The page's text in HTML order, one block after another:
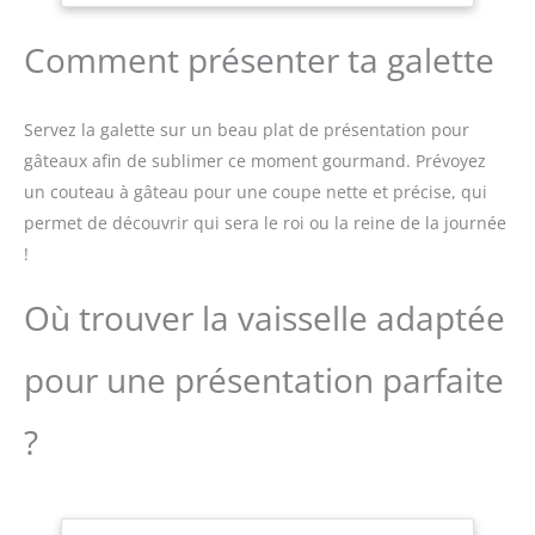
rangement - idéal pour
comptoir au placard.
RAISONNABLE : Nous
vous recommandons de
faire réparer votre
produit dans notre
dure plus longtemps.
une polyvalence
mixeur pétrisseur
s'adapte à vos besoins
DÉBUTER EN PÂTISSERIE
MAISON Ce batteur
pâtissier multifonction
est conçu pour une
accessoires inclus,
gâteaux, crème fouettée,
pâte à pain ou pâte à
Bol 3,5L en acier
Comment présenter ta galette
Servez la galette sur un beau plat de présentation pour
gâteaux afin de sublimer ce moment gourmand. Prévoyez
un couteau à gâteau pour une coupe nette et précise, qui
permet de découvrir qui sera le roi ou la reine de la journée
!
Où trouver la vaisselle adaptée
pour une présentation parfaite
?